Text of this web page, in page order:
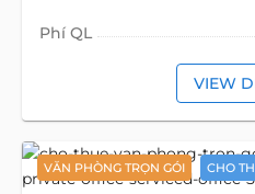
Phí QL
VIEW
VĂN PHÒNG TRỌN GÓI CHO